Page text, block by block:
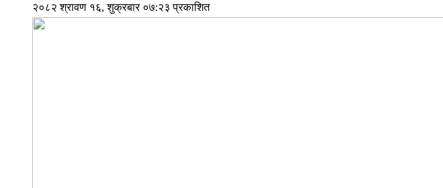
२०८२ श्रावण १६, शुक्रबार ०७:२३ प्रकाशित